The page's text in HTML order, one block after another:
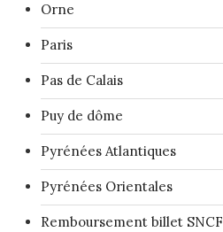
Orne
Paris
Pas de Calais
Puy de dôme
Pyrénées Atlantiques
Pyrénées Orientales
Remboursement billet SNCF